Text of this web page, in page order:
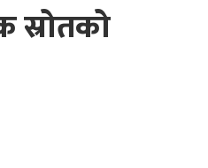
स्रोतको